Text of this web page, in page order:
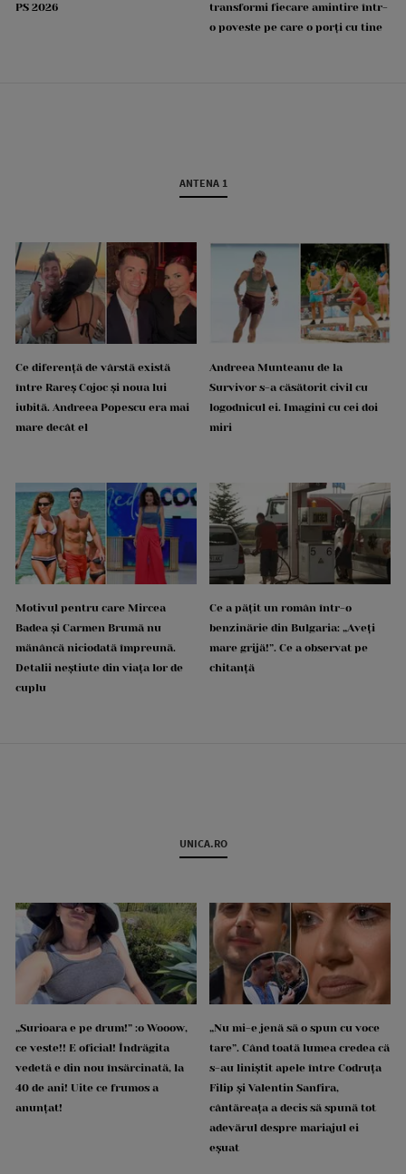
PS 2026
transformi fiecare amintire într-
o poveste pe care o porți cu tine
ANTENA 1
Ce diferență de vârstă există
între Rareș Cojoc și noua lui
iubită. Andreea Popescu era mai
mare decât el
Andreea Munteanu de la
Survivor s-a căsătorit civil cu
logodnicul ei. Imagini cu cei doi
miri
Motivul pentru care Mircea
Badea și Carmen Brumă nu
mănâncă niciodată împreună.
Detalii neștiute din viața lor de
cuplu
Ce a pățit un român într-o
benzinărie din Bulgaria: „Aveți
mare grijă!”. Ce a observat pe
chitanță
UNICA.RO
„Surioara e pe drum!” :o Wooow,
ce veste!! E oficial! Îndrăgita
vedetă e din nou însărcinată, la
40 de ani! Uite ce frumos a
anunțat!
„Nu mi-e jenă să o spun cu voce
tare”. Când toată lumea credea că
s-au liniștit apele între Codruța
Filip și Valentin Sanfira,
cântăreața a decis să spună tot
adevărul despre mariajul ei
eșuat